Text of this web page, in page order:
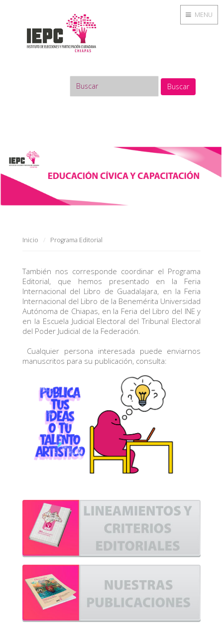
Buscar
Inicio Programa Editorial
También nos corresponde coordinar el Programa
Editorial, que hemos presentado en la Feria
Internacional del Libro de Guadalajara, en la Feria
Internacional del Libro de la Benemérita Universidad
Autónoma de Chiapas, en la Feria del Libro del INE y
en la Escuela Judicial Electoral del Tribunal Electoral
del Poder Judicial de la Federación.
Cualquier persona interesada puede enviarnos
manuscritos para su publicación, consulta:
MENU